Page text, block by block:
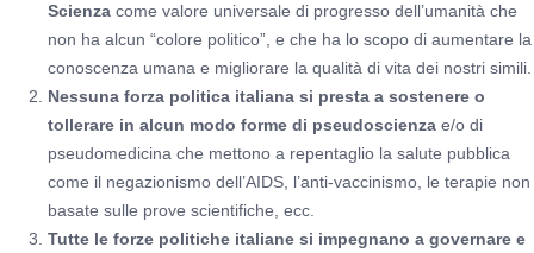
Scienza come valore universale di progresso dell’umanità che
non ha alcun “colore politico”, e che ha lo scopo di aumentare la
conoscenza umana e migliorare la qualità di vita dei nostri simili.
Nessuna forza politica italiana si presta a sostenere o
tollerare in alcun modo forme di pseudoscienza e/o di
pseudomedicina che mettono a repentaglio la salute pubblica
come il negazionismo dell’AIDS, l’anti-vaccinismo, le terapie non
basate sulle prove scientifiche, ecc.
Tutte le forze politiche italiane si impegnano a governare e